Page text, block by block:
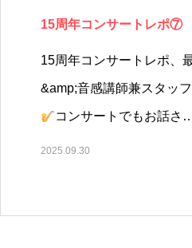
15周年コンサートレポ⑦
15周年コンサートレポ、
&amp;音感講師兼スタッ
コンサートでもお話さ
2025.09.30